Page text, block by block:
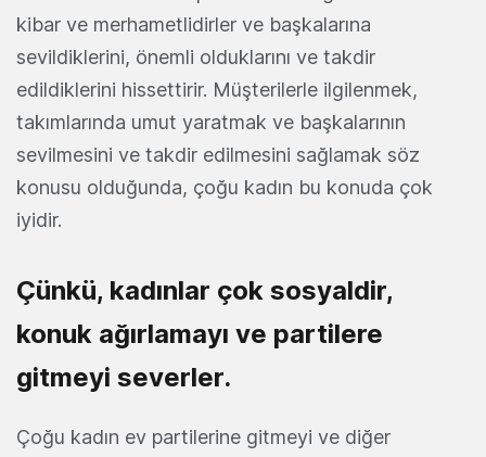
kibar ve merhametlidirler ve başkalarına
sevildiklerini, önemli olduklarını ve takdir
edildiklerini hissettirir. Müşterilerle ilgilenmek,
takımlarında umut yaratmak ve başkalarının
sevilmesini ve takdir edilmesini sağlamak söz
konusu olduğunda, çoğu kadın bu konuda çok
iyidir.
Çünkü, kadınlar çok sosyaldir,
konuk ağırlamayı ve partilere
gitmeyi severler.
Çoğu kadın ev partilerine gitmeyi ve diğer